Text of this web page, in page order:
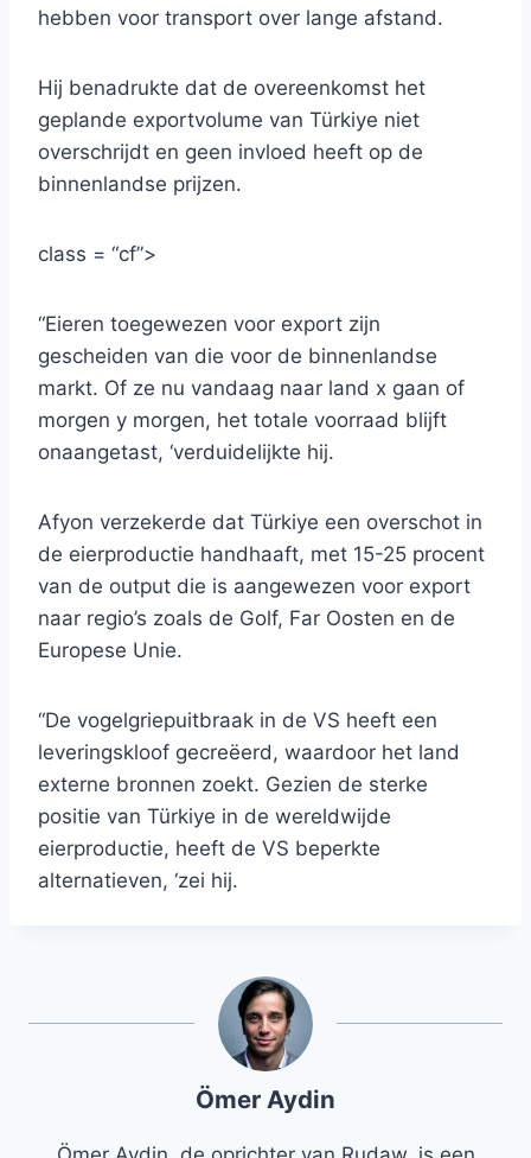
hebben voor transport over lange afstand.
Hij benadrukte dat de overeenkomst het
geplande exportvolume van Türkiye niet
overschrijdt en geen invloed heeft op de
binnenlandse prijzen.
class = “cf”>
“Eieren toegewezen voor export zijn
gescheiden van die voor de binnenlandse
markt. Of ze nu vandaag naar land x gaan of
morgen y morgen, het totale voorraad blijft
onaangetast, ‘verduidelijkte hij.
Afyon verzekerde dat Türkiye een overschot in
de eierproductie handhaaft, met 15-25 procent
van de output die is aangewezen voor export
naar regio’s zoals de Golf, Far Oosten en de
Europese Unie.
“De vogelgriepuitbraak in de VS heeft een
leveringskloof gecreëerd, waardoor het land
externe bronnen zoekt. Gezien de sterke
positie van Türkiye in de wereldwijde
eierproductie, heeft de VS beperkte
alternatieven, ‘zei hij.
Ömer Aydin